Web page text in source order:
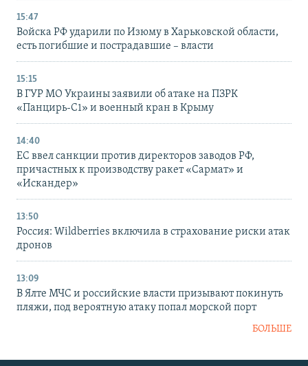
15:47
Войска РФ ударили по Изюму в Харьковской области,
есть погибшие и пострадавшие – власти
15:15
В ГУР МО Украины заявили об атаке на ПЗРК
«Панцирь-С1» и военный кран в Крыму
14:40
ЕС ввел санкции против директоров заводов РФ,
причастных к производству ракет «Сармат» и
«Искандер»
13:50
Россия: Wildberries включила в страхование риски атак
дронов
13:09
В Ялте МЧС и российские власти призывают покинуть
пляжи, под вероятную атаку попал морской порт
БОЛЬШЕ